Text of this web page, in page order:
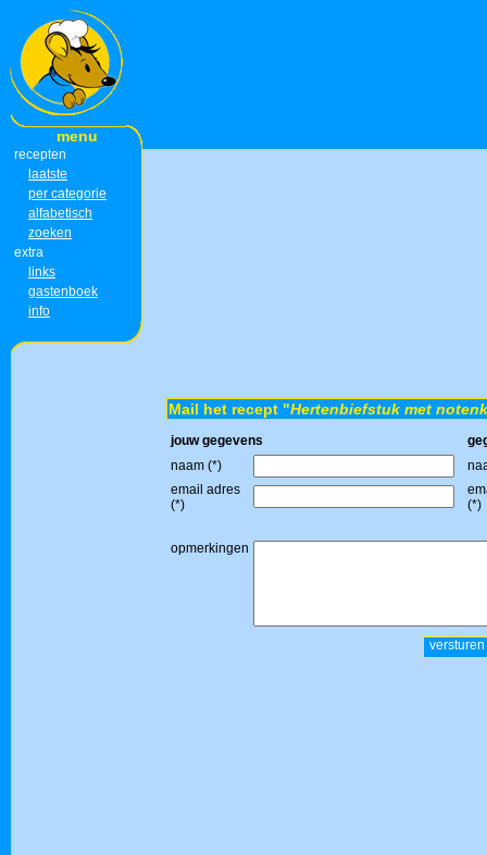
menu
recepten
laatste
per categorie
alfabetisch
zoeken
extra
links
gastenboek
info
Mail het recept "Hertenbiefstuk met
jouw gegevens
naam (*)
email adres
(*)
(*)
opmerkingen